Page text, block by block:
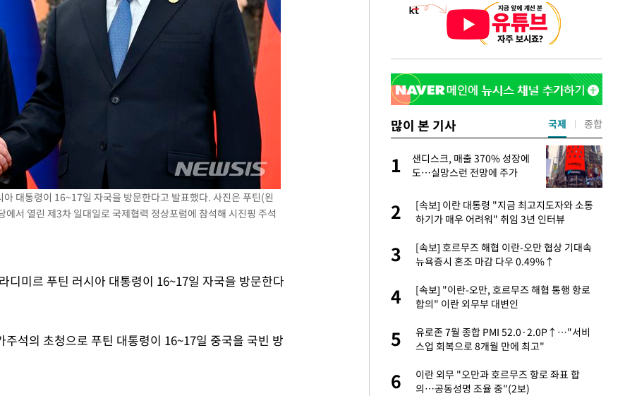
다
워" 취
변인
대통령이 16~17일 자국을 방문한다고 발표했다. 사진은 푸틴(왼
서 열린 제3차 일대일로 국제협력 정상포럼에 참석해 시진핑 주석
디미르 푸틴 러시아 대통령이 16~17일 자국을 방문한다
석의 초청으로 푸틴 대통령이 16~17일 중국을 국빈 방
많이 본 기사
1
정웅인 첫째 딸, 연기자 지
망…또 배우 꿈꾸는 스타 2세
2
정부, 전 산업에 'AI 옷' 입힌다…AI 로봇 연
1000대 보급 추진
황기순 "원정 도박으로 전 재산 잃고 필리핀
5 최준희, 또 성형수술 예고 "짝짝이 눈 탈출"
1
샌디스크, 매출 370% 성장에
도…실망스런 전망에 주가
2
[속보] 이란 대통령 "지금 최고지도자와 소통
하기가 매우 어려워" 취임 3년 인터뷰
3
[속보] 호르무즈 해협 이란-오만 협상 기대속
뉴욕증시 혼조 마감 다우 0.49%↑
4
[속보] "이란-오만, 호르무즈 해협 통행 항로
합의" 이란 외무부 대변인
5
유로존 7월 종합 PMI 52.0·2.0P↑…"서비
스업 회복으로 8개월 만에 최고"
6
이란 외무 "오만과 호르무즈 항로 좌표 합
의…공동성명 조율 중"(2보)
국제 종합